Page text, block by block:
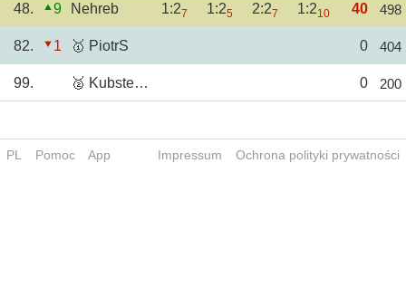
48. 9 Nehreb 1:27 1:25 2:27 1:210 40 498
82. 1 🥇 PiotrS 0 404
99. 🥈 Kubster17 0 200
PL Pomoc App Impressum Ochrona polityki prywatności